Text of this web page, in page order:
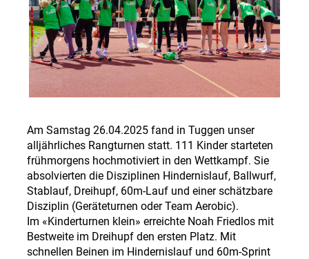
Am Samstag 26.04.2025 fand in Tuggen unser
alljährliches Rangturnen statt. 111 Kinder starteten
frühmorgens hochmotiviert in den Wettkampf. Sie
absolvierten die Disziplinen Hindernislauf, Ballwurf,
Stablauf, Dreihupf, 60m-Lauf und einer schätzbare
Disziplin (Geräteturnen oder Team Aerobic).
Im «Kinderturnen klein» erreichte Noah Friedlos mit
Bestweite im Dreihupf den ersten Platz. Mit
schnellen Beinen im Hindernislauf und 60m-Sprint